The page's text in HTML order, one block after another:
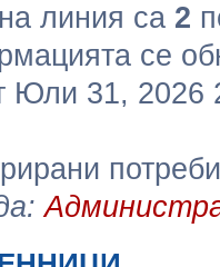
линия са 2
се
Юли 31, 2026